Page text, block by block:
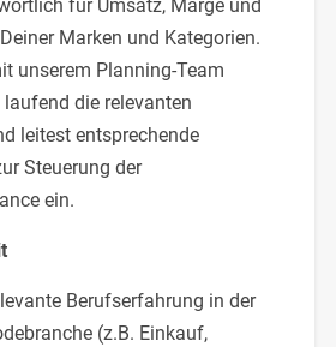
für Umsatz, Marge und
Marken und Kategorien.
unserem Planning-Team
die relevanten
leitest entsprechende
Steuerung der
ein.
Berufserfahrung in der
(z.B. Einkauf,